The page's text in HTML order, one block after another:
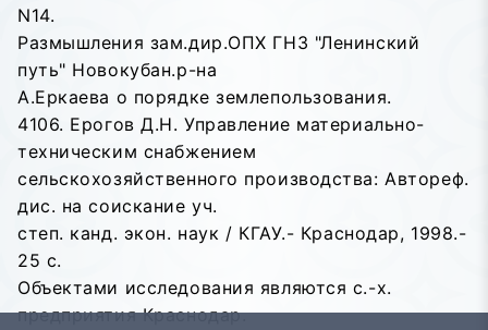
N14.
Размышления зам.дир.ОПХ ГНЗ "Ленинский
путь" Новокубан.р-на
А.Еркаева о порядке землепользования.
4106. Ерогов Д.Н. Управление материально-
техническим снабжением
сельскохозяйственного производства: Автореф.
дис. на соискание уч.
степ. канд. экон. наук / КГАУ.- Краснодар, 1998.-
25 с.
Объектами исследования являются с.-х.
предприятия Краснодар.